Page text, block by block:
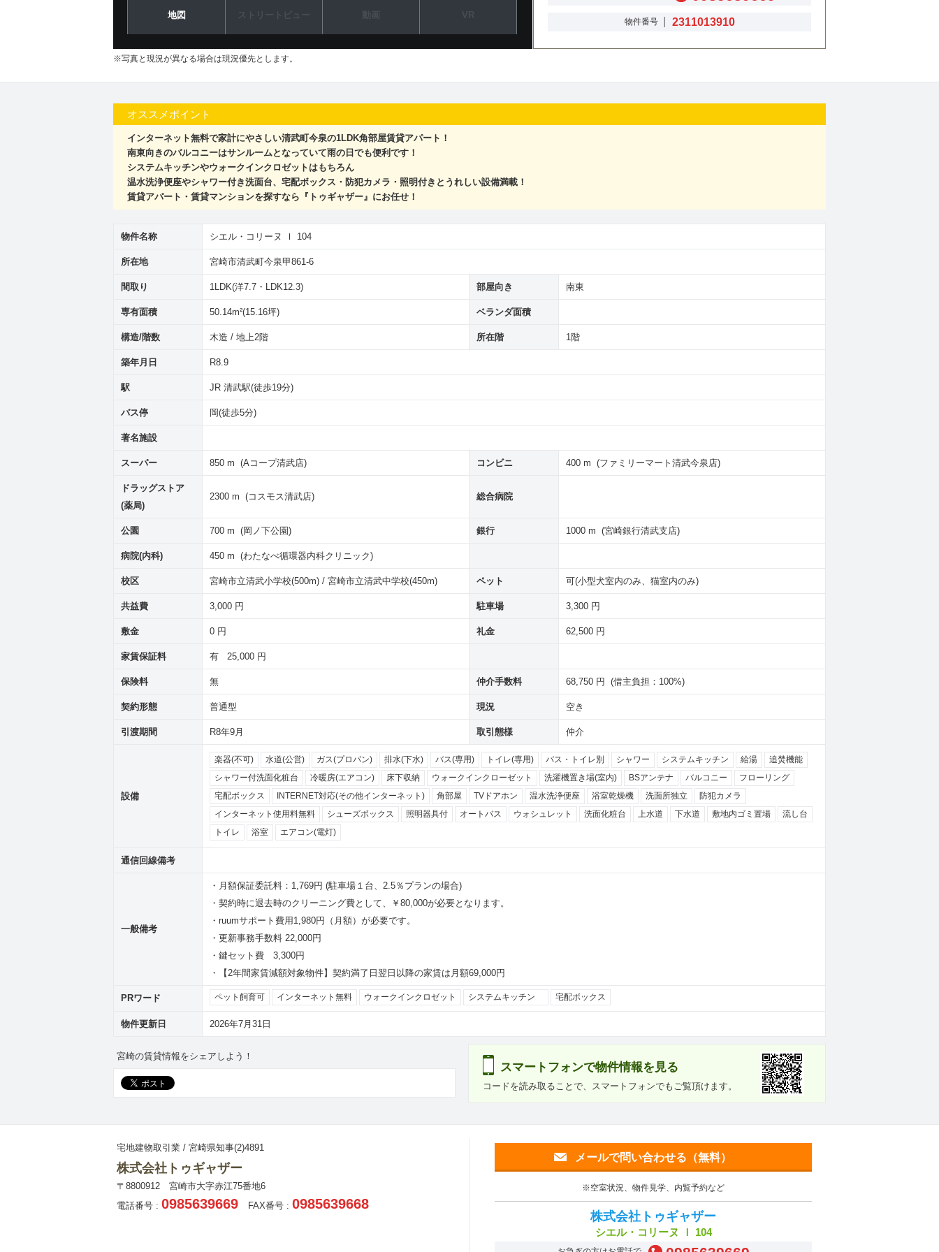
物件番号 │ 2311013910
地図
※写真と現況が異なる場合は現況優先とします。
オススメポイント
インターネット無料で家計にやさしい清武町今泉の1LDK角部屋賃貸アパート！
南東向きのバルコニーはサンルームとなっていて雨の日でも便利です！
システムキッチンやウォークインクロゼットはもちろん
温水洗浄便座やシャワー付き洗面台、宅配ボックス・防犯カメラ・照明付きとうれしい設備満載！
賃貸アパート・賃貸マンションを探すなら『トゥギャザー』にお任せ！
物件名称 シエル・コリーヌ Ｉ 104
所在地 宮崎市清武町今泉甲861-6
間取り 1LDK(洋7.7・LDK12.3) 部屋向き 南東
専有面積 50.14m²(15.16坪) ベランダ面積
構造/階数 木造 / 地上2階 所在階 1階
築年月日 R8.9
駅 JR 清武駅(徒歩19分)
バス停 岡(徒歩5分)
著名施設
スーパー 850 m (Aコープ清武店) コンビニ 400 m (ファミリーマート清武今泉店)
ドラッグストア
(薬局)
2300 m (コスモス清武店) 総合病院
公園 700 m (岡ノ下公園) 銀行 1000 m (宮崎銀行清武支店)
病院(内科) 450 m (わたなべ循環器内科クリニック)
校区 宮崎市立清武小学校(500m) / 宮崎市立清武中学校(450m) ペット 可(小型犬室内のみ、猫室内のみ)
共益費 3,000 円 駐車場 3,300 円
敷金 0 円 礼金 62,500 円
家賃保証料 有 25,000 円
保険料 無 仲介手数料 68,750 円 (借主負担：100%)
契約形態 普通型 現況 空き
引渡期間 R8年9月 取引態様 仲介
設備
楽器(不可) 水道(公営) ガス(プロパン) 排水(下水) バス(専用) トイレ(専用) バス・トイレ別 シャワー システムキッチン 給湯 追焚機能
シャワー付洗面化粧台 冷暖房(エアコン) 床下収納 ウォークインクローゼット 洗濯機置き場(室内) BSアンテナ バルコニー フローリング
宅配ボックス INTERNET対応(その他インターネット) 角部屋 TVドアホン 温水洗浄便座 浴室乾燥機 洗面所独立 防犯カメラ
インターネット使用料無料 シューズボックス 照明器具付 オートバス ウォシュレット 洗面化粧台 上水道 下水道 敷地内ゴミ置場 流し台
トイレ 浴室 エアコン(電灯)
通信回線備考
一般備考
・月額保証委託料：1,769円 (駐車場１台、2.5％プランの場合)
・契約時に退去時のクリーニング費として、￥80,000が必要となります。
・ruumサポート費用1,980円（月額）が必要です。
・更新事務手数料 22,000円
・鍵セット費 3,300円
・【2年間家賃減額対象物件】契約満了日翌日以降の家賃は月額69,000円
PRワード ペット飼育可 インターネット無料 ウォークインクロゼット システムキッチン 宅配ボックス
物件更新日 2026年7月31日
宮崎の賃貸情報をシェアしよう！
スマートフォンで物件情報を見る
コードを読み取ることで、スマートフォンでもご覧頂けます。
宅地建物取引業 / 宮崎県知事(2)4891
株式会社トゥギャザー
〒8800912 宮崎市大字赤江75番地6
電話番号 : 0985639669 FAX番号 : 0985639668
メールで問い合わせる（無料）
※空室状況、物件見学、内覧予約など
株式会社トゥギャザー
シエル・コリーヌ Ｉ 104